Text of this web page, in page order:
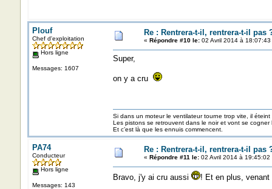
Plouf
Chef d'exploitation
Hors ligne
Messages: 1607
Re : Rentrera-t-il, rentrera-t-il pas
« Répondre #10 le:02 Avril 2014 à 18:07:43
Super,
on y a cru
Si dans un moteur le ventilateur tourne trop vite, il éteint
Les pistons se retrouvent dans le noir et vont se
Et c’est là que les ennuis commencent.
PA74
Conducteur
Hors ligne
Messages: 143
Re : Rentrera-t-il, rentrera-t-il pas
« Répondre #11 le:02 Avril 2014 à 19:45:02
Bravo, j'y ai cru aussi ! Et en plus, venant